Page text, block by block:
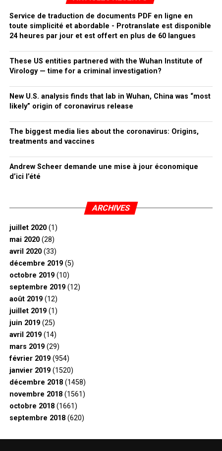
Service de traduction de documents PDF en ligne en
toute simplicité et abordable - Protranslate est disponible
24 heures par jour et est offert en plus de 60 langues
These US entities partnered with the Wuhan Institute of
Virology — time for a criminal investigation?
New U.S. analysis finds that lab in Wuhan, China was “most
likely” origin of coronavirus release
The biggest media lies about the coronavirus: Origins,
treatments and vaccines
Andrew Scheer demande une mise à jour économique
d’ici l’été
ARCHIVES
juillet 2020(1)
mai 2020(28)
avril 2020(33)
décembre 2019(5)
octobre 2019(10)
septembre 2019(12)
août 2019(12)
juillet 2019(1)
juin 2019(25)
avril 2019(14)
mars 2019(29)
février 2019(954)
janvier 2019(1520)
décembre 2018(1458)
novembre 2018(1561)
octobre 2018(1661)
septembre 2018(620)